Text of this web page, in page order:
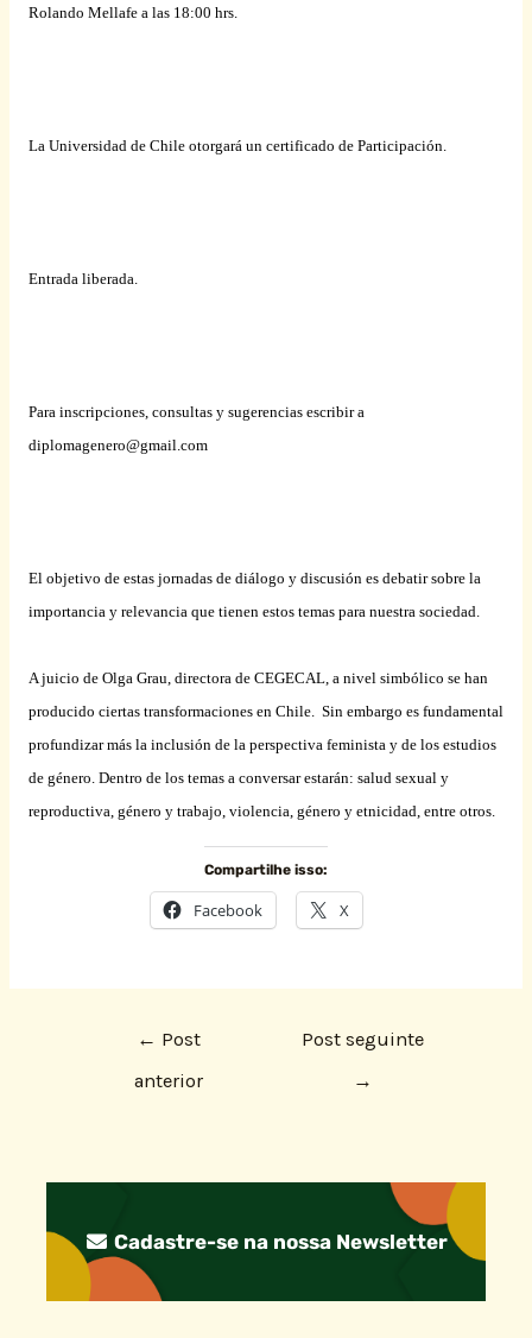
Rolando Mellafe a las 18:00 hrs.
La Universidad de Chile otorgará un certificado de Participación.
Entrada liberada.
Para inscripciones, consultas y sugerencias escribir a
diplomagenero@gmail.com
El objetivo de estas jornadas de diálogo y discusión es debatir sobre la
importancia y relevancia que tienen estos temas para nuestra sociedad.
A juicio de Olga Grau, directora de CEGECAL, a nivel simbólico se han
producido ciertas transformaciones en Chile. Sin embargo es fundamental
profundizar más la inclusión de la perspectiva feminista y de los estudios
de género. Dentro de los temas a conversar estarán: salud sexual y
reproductiva, género y trabajo, violencia, género y etnicidad, entre otros.
Compartilhe isso:
Facebook X
← Post
anterior
Post seguinte
→
Cadastre-se na nossa Newsletter